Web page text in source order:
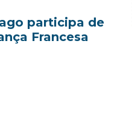
participa de
Francesa